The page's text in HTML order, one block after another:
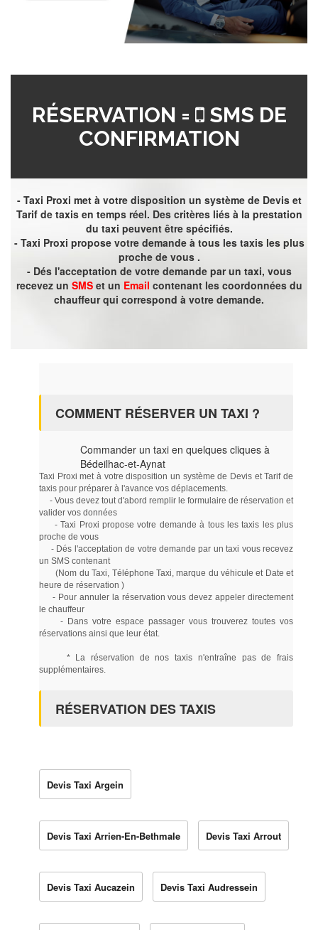
RÉSERVATION =
SMS DE
CONFIRMATION
- Taxi Proxi met à votre disposition un système de Devis et
Tarif de taxis en temps réel. Des critères liés à la prestation
du taxi peuvent être spécifiés.
- Taxi Proxi propose votre demande à tous les taxis les plus
proche de vous .
- Dés l'acceptation de votre demande par un taxi, vous
recevez un SMSet un Email contenant les coordonnées du
chauffeur qui correspond à votre demande.
COMMENT RÉSERVER UN TAXI ?
Commander un taxi en quelques cliques à
Bédeilhac-et-Aynat
Taxi Proxi met à votre disposition un système de Devis et Tarif de
taxis pour préparer à l'avance vos déplacements.
- Vous devez tout d'abord remplir le formulaire de réservation et
valider vos données
- Taxi Proxi propose votre demande à tous les taxis les plus
proche de vous
- Dés l'acceptation de votre demande par un taxi vous recevez
un SMS contenant
(Nom du Taxi, Téléphone Taxi, marque du véhicule et Date et
heure de réservation )
- Pour annuler la réservation vous devez appeler directement
le chauffeur
- Dans votre espace passager vous trouverez toutes vos
réservations ainsi que leur état.
* La réservation de nos taxis n'entraîne pas de frais
supplémentaires.
RÉSERVATION DES TAXIS
Devis Taxi Argein
Devis Taxi Arrien-En-Bethmale Devis Taxi Arrout
Devis Taxi Aucazein Devis Taxi Audressein